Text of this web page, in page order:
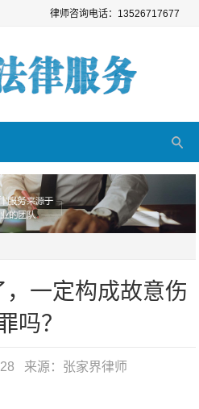
律师咨询电话：13526717677
一定构成故意伤
吗？
来源： 张家界律师